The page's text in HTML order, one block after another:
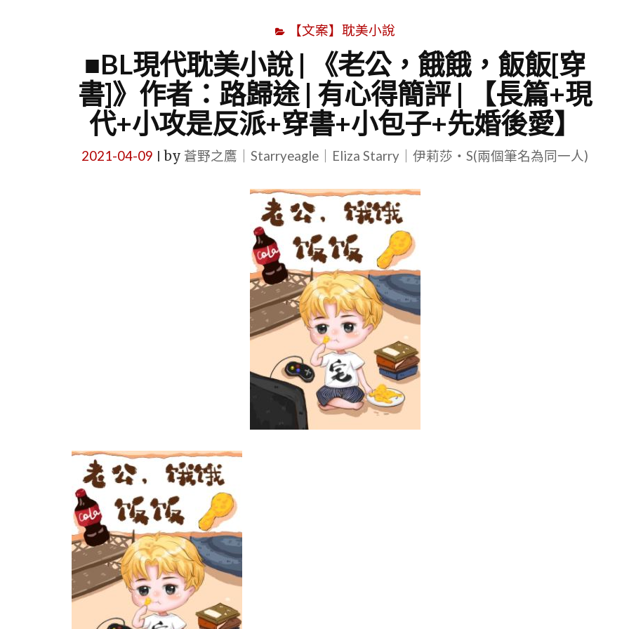
【文案】耽美小說
■BL現代耽美小說 | 《老公，餓餓，飯飯[穿
書]》作者：路歸途 | 有心得簡評 | 【長篇+現
代+小攻是反派+穿書+小包子+先婚後愛】
2021-04-09 by 蒼野之鷹｜Starryeagle｜Eliza Starry｜伊莉莎・S(兩個筆名為同一人)